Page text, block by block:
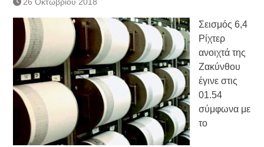
Κατάργηση βιβλιαρίων Υγείας
Ημερήσιο Δελτίο Τιμών
Συναλλάγματος &
Τραπεζογραμματίων 7-3-2019
Ημερήσιο Δελτίο Τιμών
Συναλλάγματος &
Τραπεζογραμματίων 4-3-2019
Κάθοδος αγροτών
Δικαιοσύνη
Σεισμός 6,4
Ρίχτερ
ανοιχτά της
Ζακύνθου
έγινε στις
01.54
σύμφωνα με
το